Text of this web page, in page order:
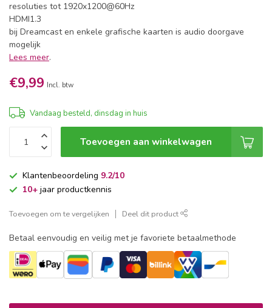
resoluties tot 1920x1200@60Hz
HDMI1.3
bij Dreamcast en enkele grafische kaarten is audio doorgave
mogelijk
Lees meer.
€9,99 Incl. btw
Vandaag besteld, dinsdag in huis
Toevoegen aan winkelwagen
Klantenbeoordeling 9.2/10
10+ jaar productkennis
Toevoegen om te vergelijken Deel dit product
Betaal eenvoudig en veilig met je favoriete betaalmethode